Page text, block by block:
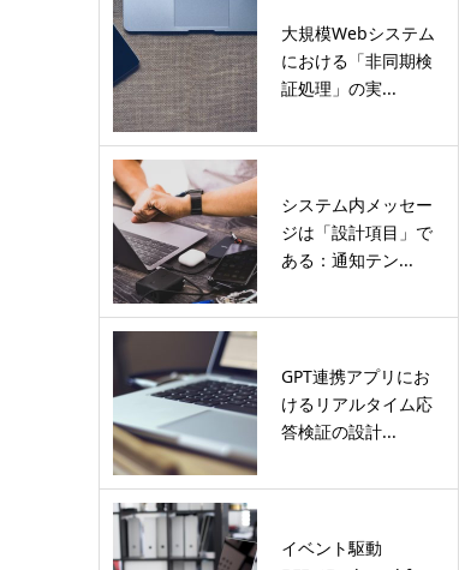
大規模Webシステム
における「非同期検
証処理」の実...
システム内メッセー
ジは「設計項目」で
ある：通知テン...
GPT連携アプリにお
けるリアルタイム応
答検証の設計...
イベント駆動